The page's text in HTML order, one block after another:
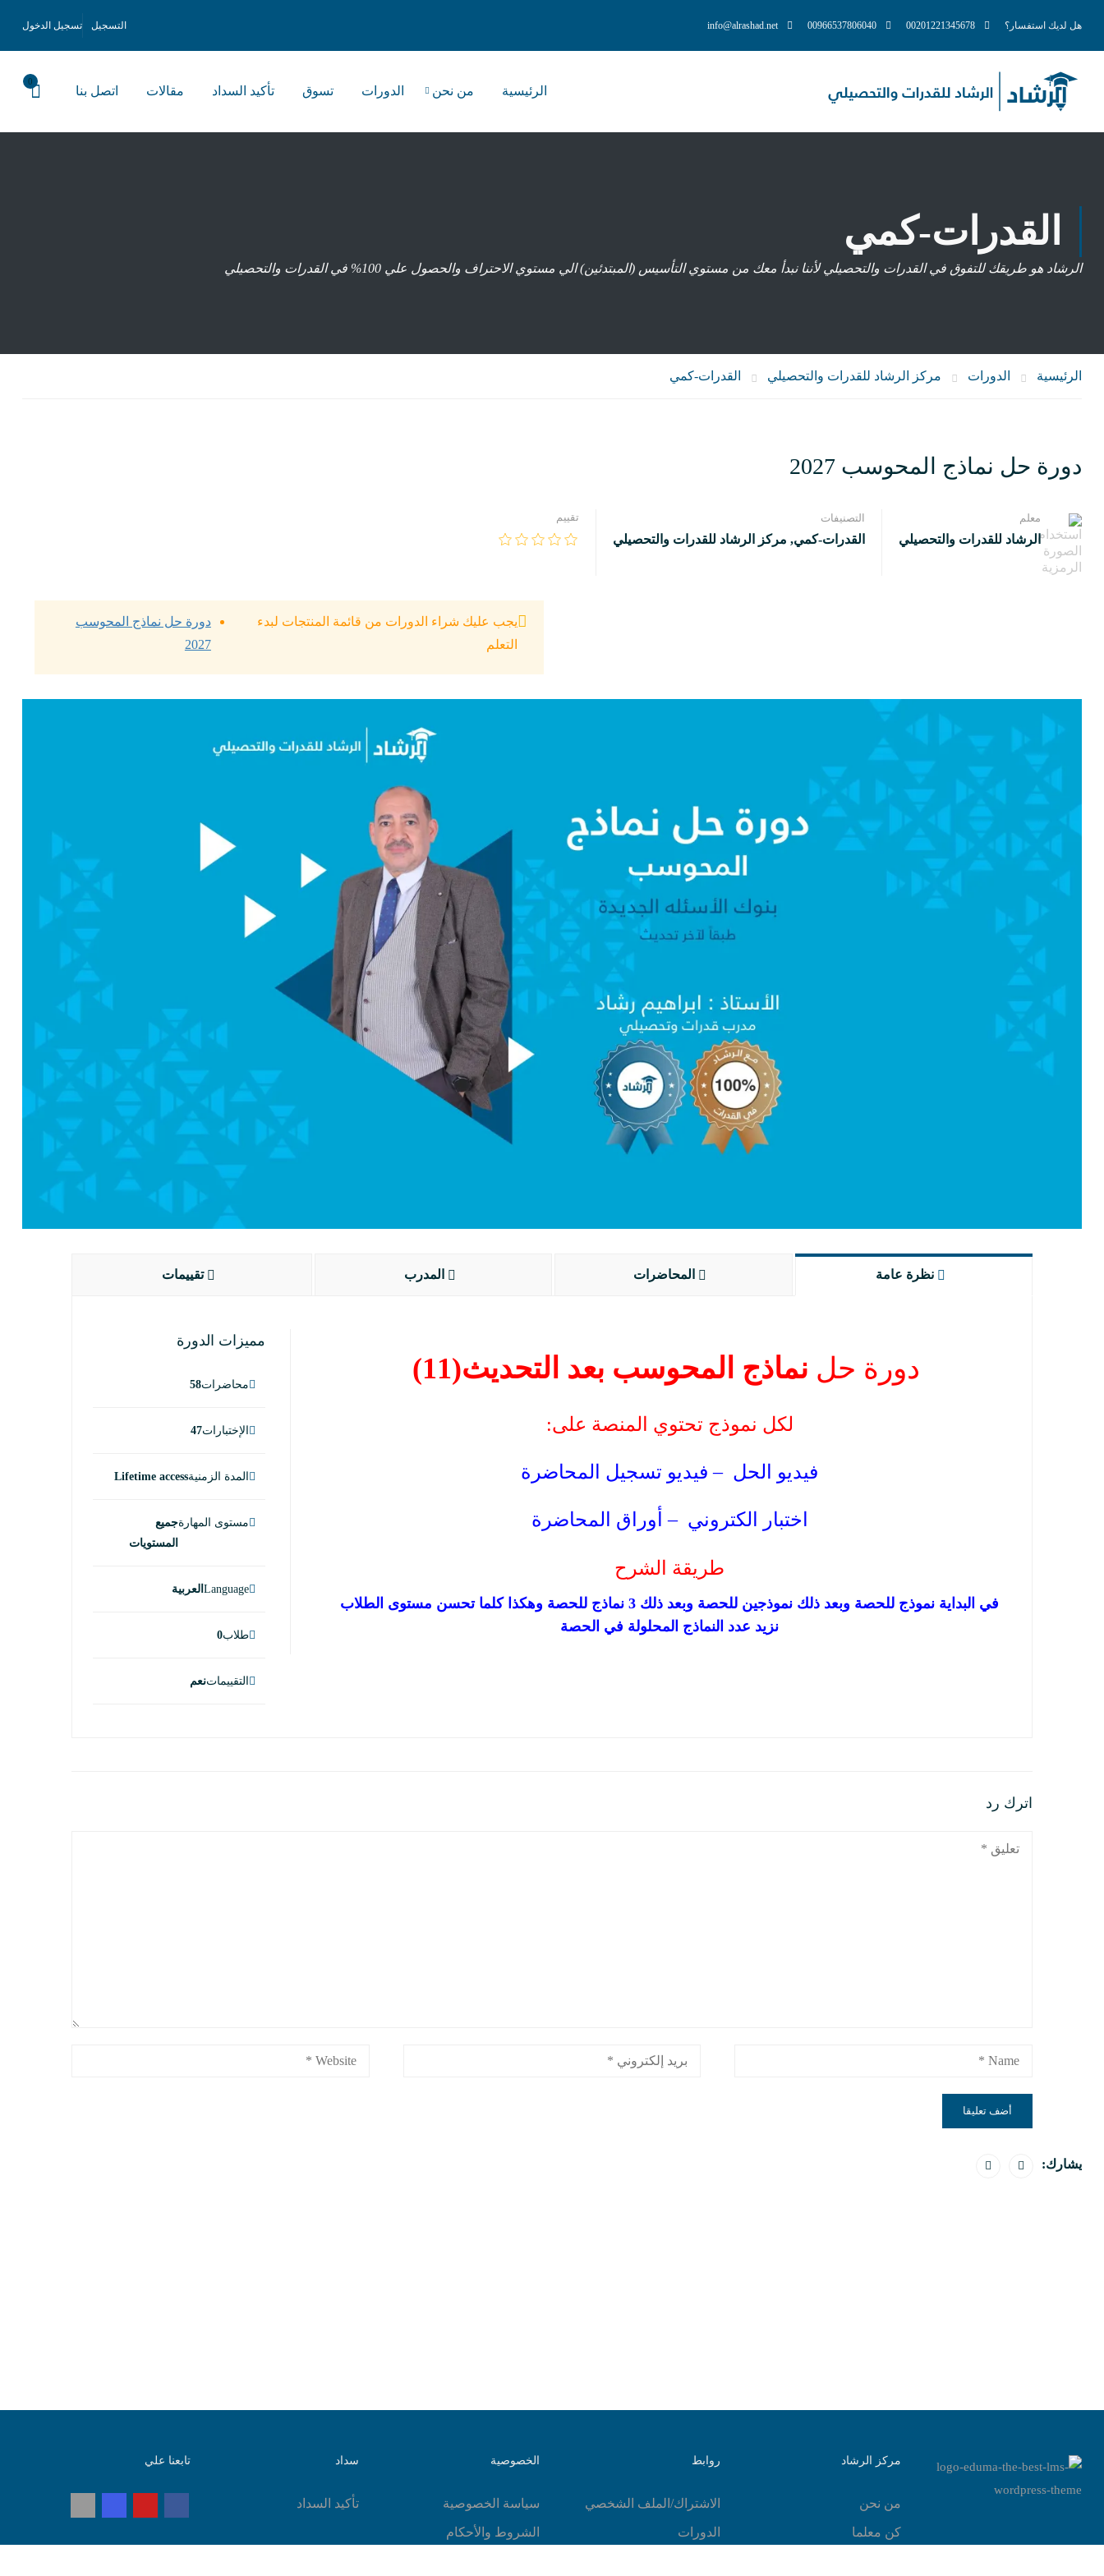
هل لديك استفسار؟ 00201221345678
00966537806040
info@alrashad.net التسجيل تسجيل الدخول
الرئيسية من نحن الدورات تسوق تأكيد السداد مقالات اتصل بنا
0
القدرات-كمي
الرشاد هو طريقك للتفوق في القدرات والتحصيلي لأننا نبدأ معك من مستوي التأسيس (المبتدئين) الي مستوي الاحتراف والحصول علي 100% في القدرات والتحصيلي
الرئيسية الدورات مركز الرشاد للقدرات والتحصيلي القدرات-كمي
دورة حل نماذج المحوسب 2027
معلم
الرشاد للقدرات والتحصيلي
التصنيفات
القدرات-كمي, مركز الرشاد للقدرات والتحصيلي
تقييم
يجب عليك شراء الدورات من قائمة المنتجات لبدء
التعلم
دورة حل نماذج المحوسب
2027
نظرة عامة المحاضرات المدرب تقييمات
دورة حل نماذج المحوسب بعد التحديث(11)
لكل نموذج تحتوي المنصة على:
فيديو الحل – فيديو تسجيل المحاضرة
اختبار الكتروني – أوراق المحاضرة
طريقة الشرح
في البداية نموذج للحصة وبعد ذلك نموذجين للحصة وبعد ذلك 3 نماذج للحصة وهكذا كلما تحسن مستوى الطلاب
نزيد عدد النماذج المحلولة في الحصة
مميزات الدورة
محاضرات58
الإختبارات47
المدة الزمنيةLifetime access
مستوى المهارةجميع
المستويات
Language العربية
طلاب0
التقييماتنعم
اترك رد
يشارك:
مركز الرشاد
من نحن
كن معلما
روابط
الاشتراك/الملف الشخصي
الدورات
الخصوصية
سياسة الخصوصية
الشروط والأحكام
سداد
تأكيد السداد
تابعنا علي